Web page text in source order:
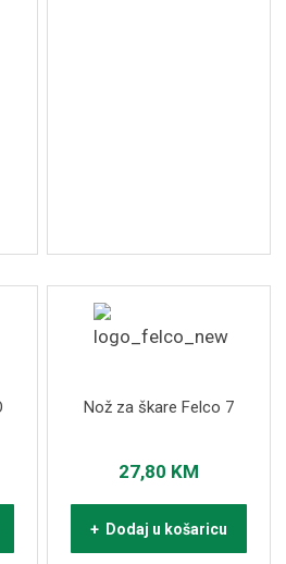
Nož za škare Felco 7
27,80 KM
+ Dodaj u košaricu